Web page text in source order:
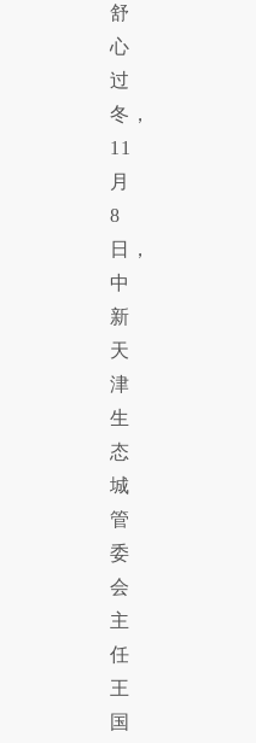
舒
心
过
冬，
11
月
8
日，
中
新
天
津
生
态
城
管
委
会
主
任
王
国